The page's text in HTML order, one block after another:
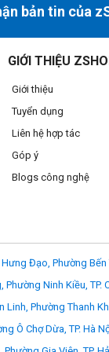
thấm nước và
khóa kéo chắc
trình sáng tạo của
mái
không chỉ để
dễ dàng chưa
cấp thấp, hai
(kích thước tối đa
bản tin của
GIỚI THIỆU
Giới thiệu
Tuyển dụng
Liên hệ hợp tác
Góp ý
Blogs công nghệ
Đạo, Phường Bến
Phường Ninh Kiều, TP.
Linh, Phường Thanh
Ô Chợ Dừa, TP. Hà